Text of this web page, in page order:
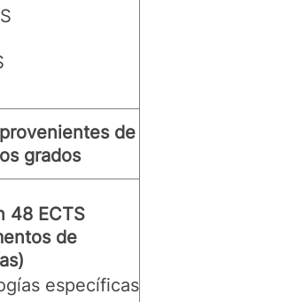
de
grados
48 ECTS
de
específicas